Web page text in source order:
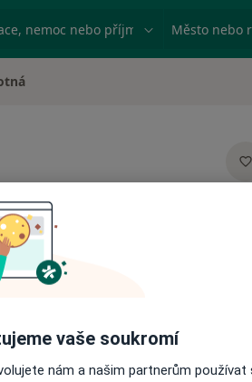
nemoc nebo příjmení Město nebo
Názory pacientů
vaše soukromí
nám a našim partnerům